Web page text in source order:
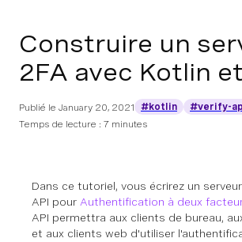
Construire un
2FA avec Kotlin
Publié le January 20, 2021 #kotlin #verify-
Temps de lecture : 7 minutes
Dans ce tutoriel, vous écrirez un
API pour Authentification à deux
API permettra aux clients de bureau,
et aux clients web d'utiliser